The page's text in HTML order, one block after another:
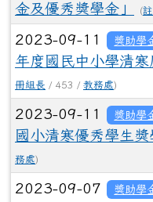
金及優秀獎學金」
(
2023-09-11 獎助學
年度國民中小學清
冊組長 / 453 / 教務處)
2023-09-11 獎助學
國小清寒優秀學生
務處)
2023-09-07 獎助學